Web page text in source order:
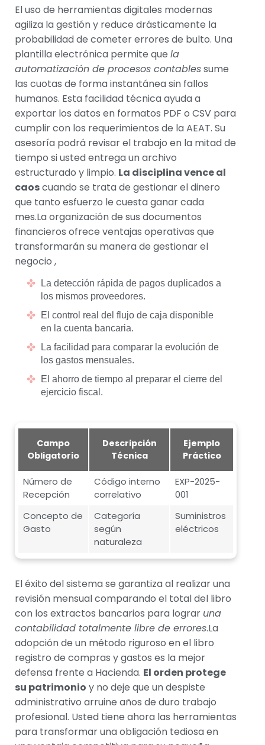
El uso de herramientas digitales modernas
agiliza la gestión y reduce drásticamente la
probabilidad de cometer errores de bulto. Una
plantilla electrónica permite que la
automatización de procesos contablessume
las cuotas de forma instantánea sin fallos
humanos. Esta facilidad técnica ayuda a
exportar los datos en formatos PDF o CSV para
cumplir con los requerimientos de la AEAT. Su
asesoría podrá revisar el trabajo en la mitad de
tiempo si usted entrega un archivo
estructurado y limpio. La disciplina vence al
caoscuando se trata de gestionar el dinero
que tanto esfuerzo le cuesta ganar cada
mes.La organización de sus documentos
financieros ofrece ventajas operativas que
transformarán su manera de gestionar el
negocio ,
La detección rápida de pagos duplicados a
los mismos proveedores.
El control real del flujo de caja disponible
en la cuenta bancaria.
La facilidad para comparar la evolución de
los gastos mensuales.
El ahorro de tiempo al preparar el cierre del
ejercicio fiscal.
Campo
Obligatorio
Descripción
Técnica
Ejemplo
Práctico
Número de
Recepción
Código interno
correlativo
EXP-2025-
001
Concepto de
Gasto
Categoría
según
naturaleza
Suministros
eléctricos
El éxito del sistema se garantiza al realizar una
revisión mensual comparando el total del libro
con los extractos bancarios para lograr una
contabilidad totalmente libre de errores.La
adopción de un método riguroso en el libro
registro de compras y gastos es la mejor
defensa frente a Hacienda. El orden protege
su patrimonio y no deje que un despiste
administrativo arruine años de duro trabajo
profesional. Usted tiene ahora las herramientas
para transformar una obligación tediosa en